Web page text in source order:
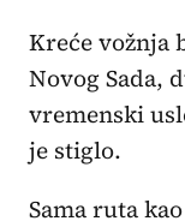
Kreće vožnja
Novog Sada,
vremenski
je stiglo.
Sama ruta